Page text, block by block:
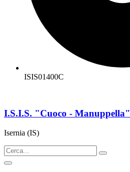
ISIS01400C
I.S.I.S. "Cuoco - Manuppella"
Isernia (IS)